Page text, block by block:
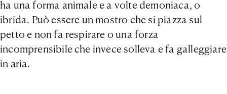
ha una forma animale e a volte demoniaca, o
ibrida. Può essere un mostro che si piazza sul
petto e non fa respirare o una forza
incomprensibile che invece solleva e fa galleggiare
in aria.